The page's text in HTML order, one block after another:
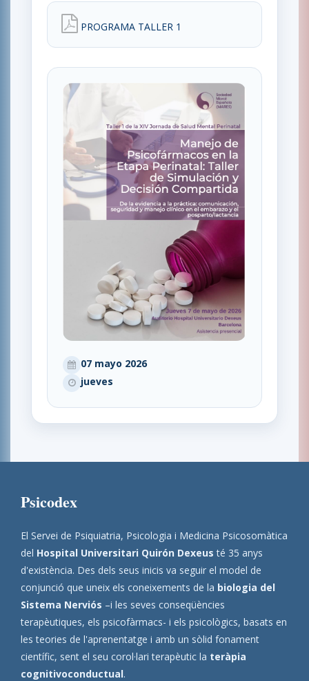
PROGRAMA TALLER 1
07 mayo 2026
jueves
Psicodex
El Servei de Psiquiatria, Psicologia i Medicina Psicosomàtica
del Hospital Universitari Quirón Dexeus té 35 anys
d'existència. Des dels seus inicis va seguir el model de
conjunció que uneix els coneixements de la biologia del
Sistema Nerviós –i les seves conseqüències
terapèutiques, els psicofàrmacs- i els psicològics, basats en
les teories de l'aprenentatge i amb un sòlid fonament
científic, sent el seu corol·lari terapèutic la teràpia
cognitivoconductual.